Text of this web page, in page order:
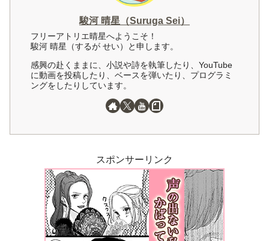
駿河 晴星（Suruga Sei）
フリーアトリエ晴星へようこそ！
駿河 晴星（するが せい）と申します。
感興の赴くままに、小説や詩を執筆したり、YouTube
に動画を投稿したり、ベースを弾いたり、プログラミ
ングをしたりしています。
スポンサーリンク